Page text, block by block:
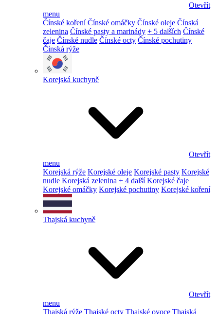
Otevřít
menu
Čínské koření Čínské omáčky Čínské oleje Čínská
zelenina Čínské pasty a marinády + 5 dalších Čínské
čaje Čínské nudle Čínské octy Čínské pochutiny
Čínská rýže
Korejská kuchyně
Otevřít
menu
Korejská rýže Korejské oleje Korejské pasty Korejské
nudle Korejská zelenina + 4 další Korejské čaje
Korejské omáčky Korejské pochutiny Korejské koření
Thajská kuchyně
Otevřít
menu
Thajská rýže Thajské octy Thajské ovoce Thajská